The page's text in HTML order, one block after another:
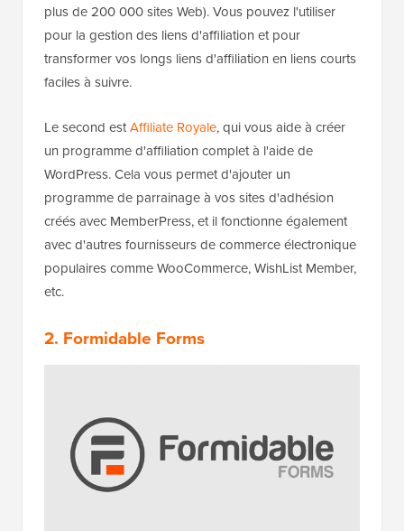
plus de 200 000 sites Web). Vous pouvez l'utiliser
pour la gestion des liens d'affiliation et pour
transformer vos longs liens d'affiliation en liens courts
faciles à suivre.
Le second estAffiliate Royale, qui vous aide à créer
un programme d'affiliation complet à l'aide de
WordPress. Cela vous permet d'ajouter un
programme de parrainage à vos sites d'adhésion
créés avec MemberPress, et il fonctionne également
avec d'autres fournisseurs de commerce électronique
populaires comme WooCommerce, WishList Member,
etc.
2. Formidable Forms